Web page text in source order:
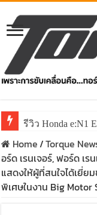
รีวิว Honda e:N1
รีวิว ลองขับ All
Home/Torque
อร์ด เรนเจอร์, ฟอร์ด เร
แสดงให้ผู้ที่สนใจได้เยี่
พิเศษในงาน Big Motor